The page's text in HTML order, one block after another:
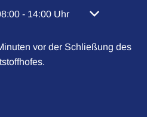
Öffnungs- oder Schließzeiten
- 14:00 Uhr Von 08:00 bis
vor der Schließung des